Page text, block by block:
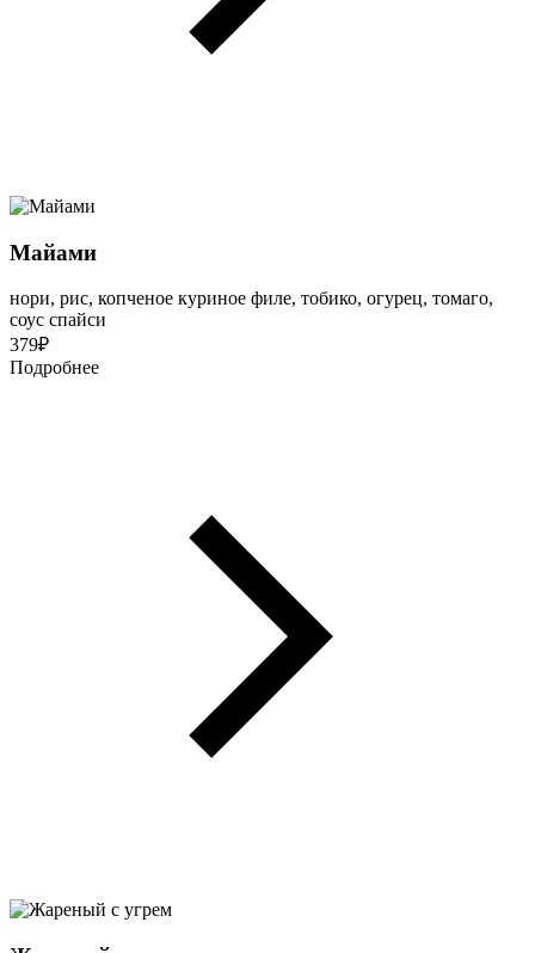
Майами
нори, рис, копченое куриное филе, тобико, огурец, томаго,
соус спайси
379₽
Подробнее